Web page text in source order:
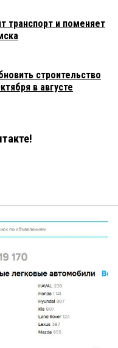
транспорт и поменяет
строительство
в августе